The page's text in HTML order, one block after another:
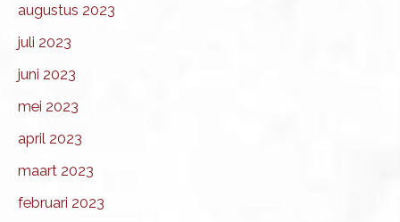
augustus 2023
juli 2023
juni 2023
mei 2023
april 2023
maart 2023
februari 2023